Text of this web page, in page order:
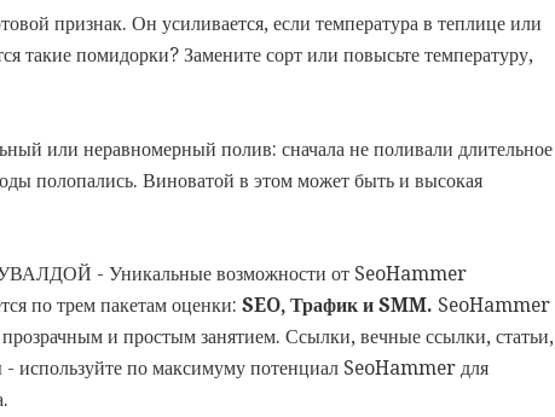
признак. Он усиливается, если температура в теплице или
такие помидорки? Замените сорт или повысьте температуру,
или неравномерный полив: сначала не поливали длительное
полопались. Виноватой в этом может быть и высокая
- Уникальные возможности от SeoHammer
по трем пакетам оценки:SEO, Трафик и SMM. SeoHammer
и простым занятием. Ссылки, вечные ссылки, статьи,
- используйте по максимуму потенциал SeoHammer для